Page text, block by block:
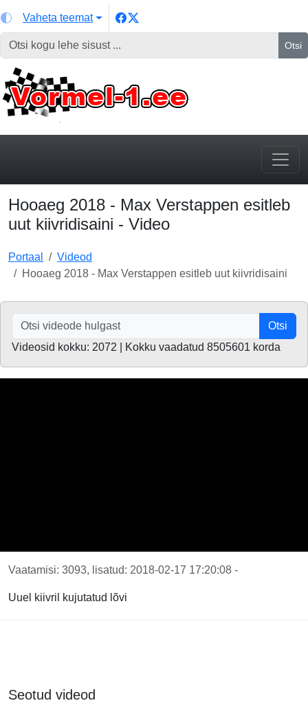
Vaheta teemat
Otsi
Hooaeg 2018 - Max Verstappen esitleb
uut kiivridisaini - Video
Portaal
Videod
Hooaeg 2018 - Max Verstappen esitleb uut kiivridisaini
Otsi
Videosid kokku: 2072 | Kokku vaadatud 8505601 korda
Vaatamisi: 3093, lisatud: 2018-02-17 17:20:08 -
Uuel kiivril kujutatud lõvi
Seotud videod